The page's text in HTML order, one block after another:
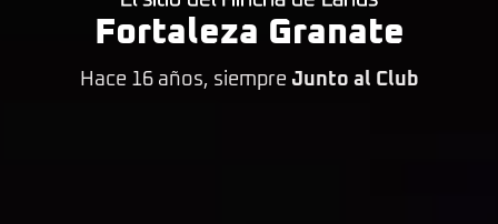
Fortaleza Granate
Hace 16 años, siempre Junto al Club